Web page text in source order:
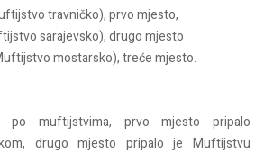
travničko), prvo mjesto,
sarajevsko), drugo mjesto
mostarsko), treće mjesto.
po muftijstvima, prvo mjesto pripalo
drugo mjesto pripalo je Muftijstvu